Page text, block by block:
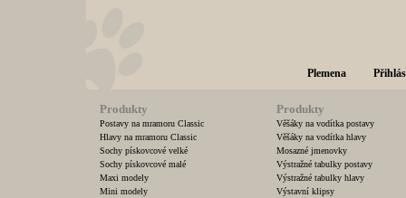
Plemena
Produkty
Postavy na mramoru Classic
Hlavy na mramoru Classic
Sochy pískovcové velké
Sochy pískovcové malé
Maxi modely
Mini modely
Produkty
Věšáky na vodítka postavy
Věšáky na vodítka hlavy
Mosazné jmenovky
Výstražné tabulky postavy
Výstražné tabulky hlavy
Výstavní klipsy